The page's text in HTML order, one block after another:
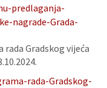
predlaganja-
nagrade-Grada-
Gradskog vijeća
rada-Gradskog-